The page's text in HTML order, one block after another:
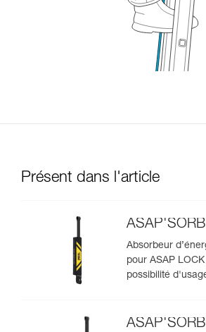
Présent dans l'article
Absorbeur
pour ASAP
possibilité